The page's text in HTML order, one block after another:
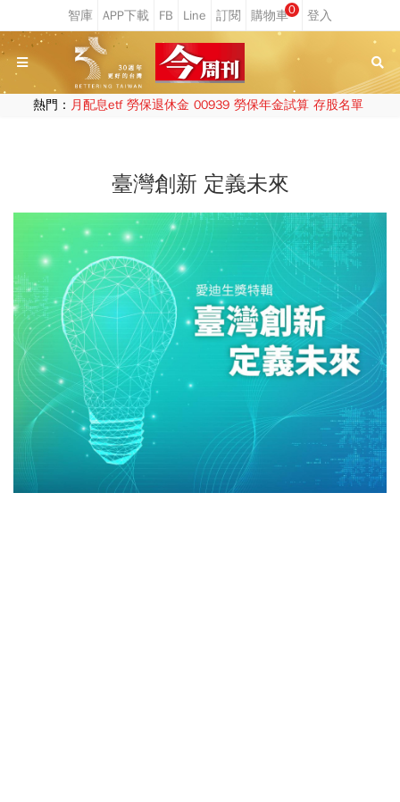
0
熱門： 月配息etf 勞保退休金 00939 勞保年金試算 存股名單
臺灣創新 定義未來